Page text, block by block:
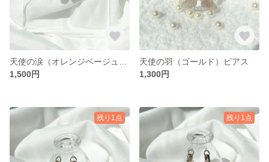
1,500円
天使の羽（ゴールド）ピアス
1,300円
残り1点 残り1点